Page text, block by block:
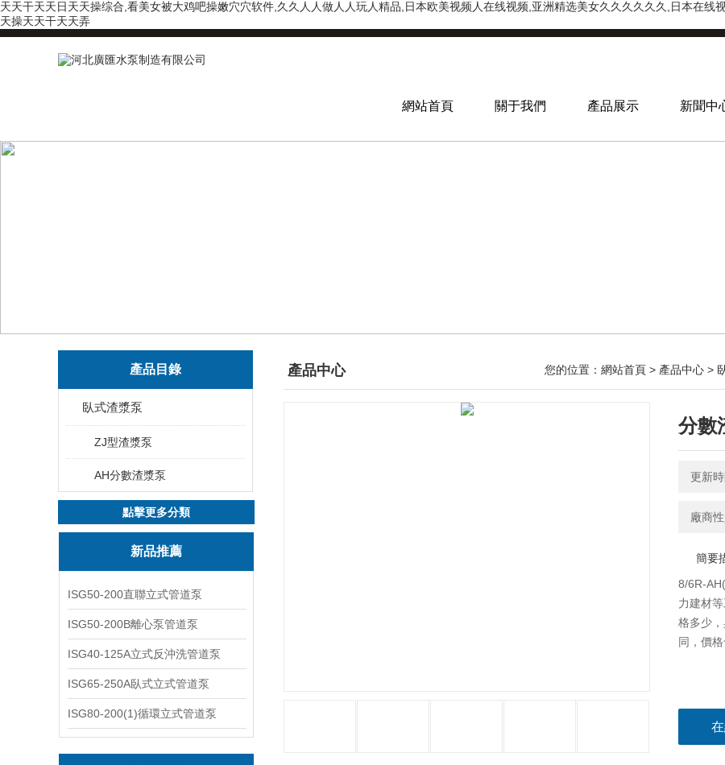
天天干天天日天天操综合,看美女被大鸡吧操嫩穴穴软件,久久人人做人人玩人精品,日本欧美视频人在线视频,亚洲精选美女久久久久久久,日本在
天操天天干天天弄
網站首頁 關于我們 產品展示 新聞中
產品目錄
臥式渣漿泵
ZJ型渣漿泵
AH分數渣漿泵
點擊更多分類
新品推薦
ISG50-200直聯立式管道泵
ISG50-200B離心泵管道泵
ISG40-125A立式反沖洗管道泵
ISG65-250A臥式立式管道泵
ISG80-200(1)循環立式管道泵
產品中心 您的位置： 網站首頁 > 產品中心 >
分數
更新
廠商
簡要
8/6R-
力建材
格多少
同，價格